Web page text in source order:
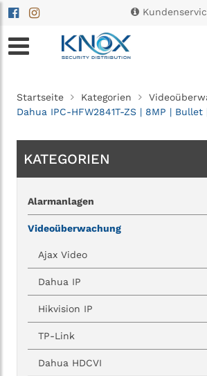
Startseite Kategorien
Dahua IPC-HFW2841T-ZS | 8MP | Bullet
KATEGORIEN
Alarmanlagen
Videoüberwachung
Ajax Video
Dahua IP
Hikvision IP
TP-Link
Dahua HDCVI